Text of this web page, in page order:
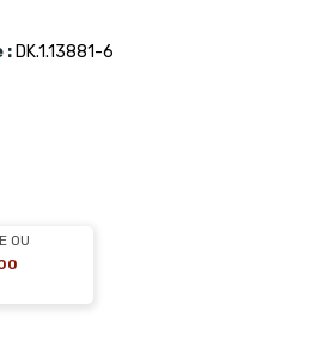
: DK.1.13881-6
OU